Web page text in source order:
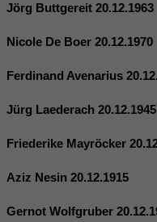
Jörg Buttgereit 20.12.1963
Nicole De Boer 20.12.1970
Ferdinand Avenarius
Jürg Laederach 20.12.1945
Friederike Mayröcker
Aziz Nesin 20.12.1915
Gernot Wolfgruber